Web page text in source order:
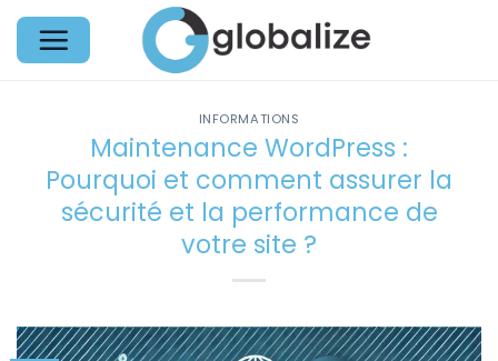
Passer
contenu
INFORMATIONS
Maintenance WordPress :
Pourquoi et comment assurer la
sécurité et la performance de
votre site ?